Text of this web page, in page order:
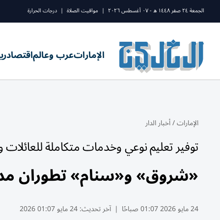
الجمعة ٢٤ صفر ١٤٤٨ ه - ٠٧ أغسطس ٢٠٢٦ | مواقيت الصلاة | درجات الحرارة
الإماراتعرب وعالماقتصاد
الإمارات/أخبار الدار
توفير تعليم نوعي وخدمات متكاملة
«شروق» و«سنام» تطوران مدرسة بـ 50 مليون
24 مايو 2026 01:07 صباحًا | آخر تحديث:24 مايو 01:07 2026